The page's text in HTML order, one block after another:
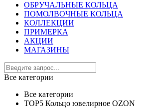
ОБРУЧАЛЬНЫЕ КОЛЬЦА
ПОМОЛВОЧНЫЕ КОЛЬЦА
КОЛЛЕКЦИИ
ПРИМЕРКА
АКЦИИ
МАГАЗИНЫ
Все категории
Все категории
TOP5 Кольцо ювелирное OZON